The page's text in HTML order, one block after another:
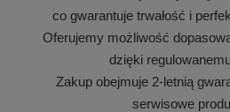
co gwarantuje trwałość i
Oferujemy możliwość
dzięki
Zakup obejmuje 2-letnią
serwisowe